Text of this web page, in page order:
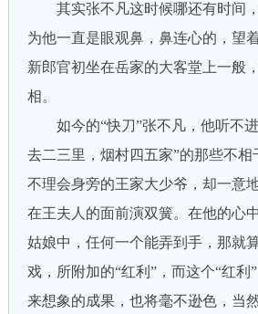
其实张不凡这时候哪还有时间，
为他一直是眼观鼻，鼻连心的，望
新郎官初坐在岳家的大客堂上一般
相。
如今的“快刀”张不凡，他听不进
去二三里，烟村四五家”的那些不相
不理会身旁的王家大少爷，却一意
在王夫人的面前演双簧。在他的心
姑娘中，任何一个能弄到手，那就
戏，所附加的“红利”，而这个“红利
来想象的成果，也将毫不逊色，当